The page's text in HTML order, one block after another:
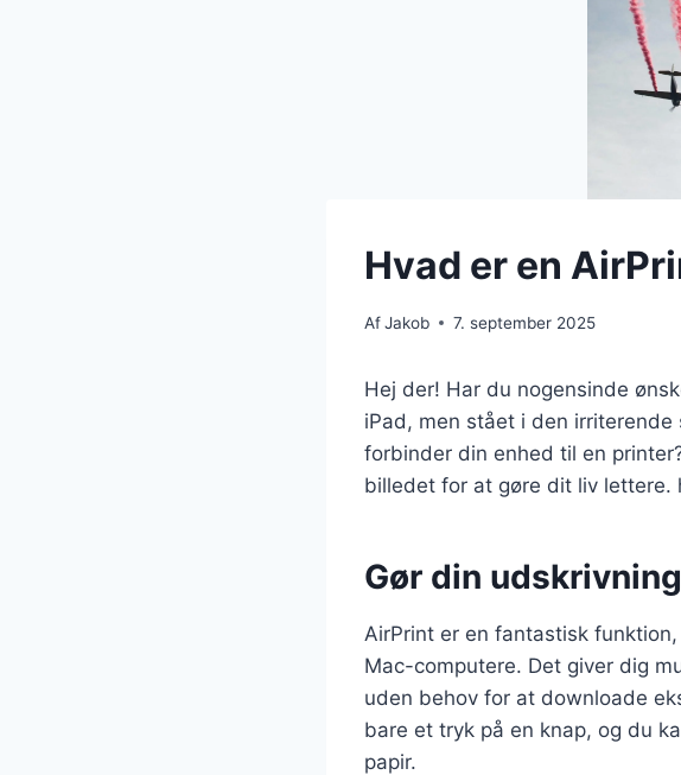
Hvad er en
AfJakob 7. september 2025
Hej der! Har du nogensinde
iPad, men stået i den
forbinder din enhed til en
billedet for at gøre dit liv lettere.
Gør din
AirPrint er en fantastisk
Mac-computere. Det giver dig
uden behov for at downloade
bare et tryk på en knap, og du
papir.